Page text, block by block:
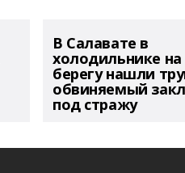
В Салавате в
холодильнике на
берегу нашли
обвиняемый
под стражу